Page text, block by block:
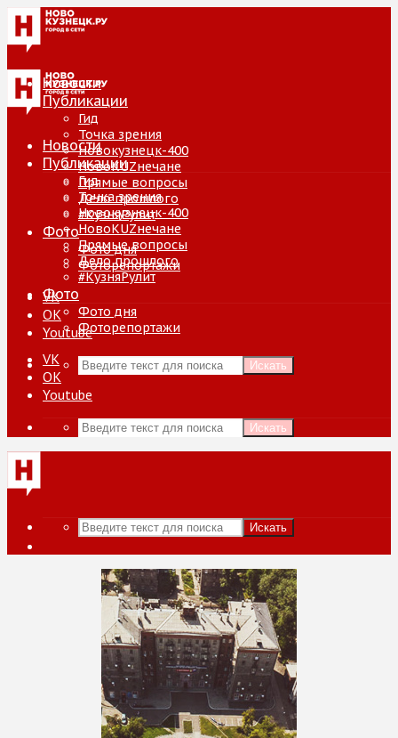
Новости
Публикации
Гид
Точка зрения
Новокузнецк-400
НовоKUZнечане
Прямые вопросы
Дело прошлого
#КузняРулит
Фото
Фото дня
Фоторепортажи
VK
ОК
Youtube
Искать
Новости
Публикации
Гид
Точка зрения
Новокузнецк-400
НовоKUZнечане
Прямые вопросы
Дело прошлого
#КузняРулит
Фото
Фото дня
Фоторепортажи
VK
ОК
Youtube
Искать
Искать